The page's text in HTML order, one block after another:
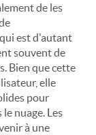
de les
est d'autant
souvent de
Bien que cette
elle
pour
nuage. Les
à une